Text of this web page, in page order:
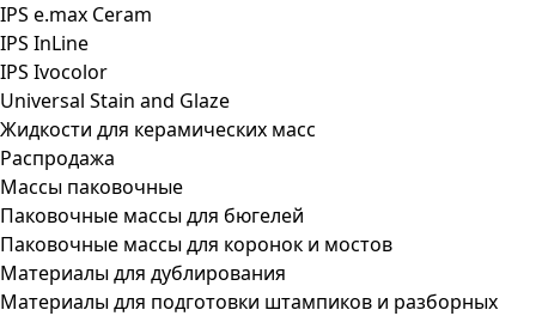
IPS e.max Ceram
IPS InLine
IPS Ivocolor
Universal Stain and Glaze
Жидкости для керамических масс
Распродажа
Массы паковочные
Паковочные массы для бюгелей
Паковочные массы для коронок и мостов
Материалы для дублирования
Материалы для подготовки штампиков и разборных